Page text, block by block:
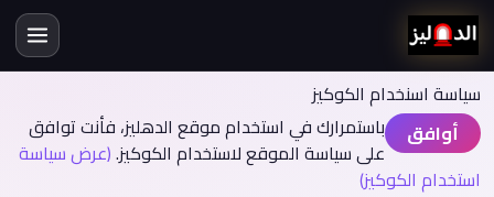
سياسة اسنخدام الكوكيز
أوافق
باستمرارك في استخدام موقع الدهليز، فأنت توافق
على سياسة الموقع لاستخدام الكوكيز.(عرض سياسة
استخدام الكوكيز)